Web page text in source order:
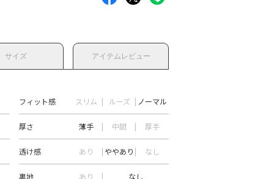
サイズ アイテムレビュー
フィット感 スリム ルーズ ノーマル
厚さ 薄手 中間 厚手
透け感 あり ややあり なし
裏地 あり なし